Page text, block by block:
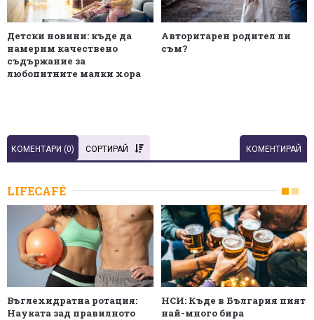
Детски новини: къде да
намерим качествено
съдържание за
любопитните малки хора
Авторитарен родител ли
съм?
КОМЕНТАРИ (0) СОРТИРАЙ КОМЕНТИРАЙ
LIFECAFÉ
Въглехидратна ротация:
Науката зад правилното
НСИ: Къде в България пият
най-много бира